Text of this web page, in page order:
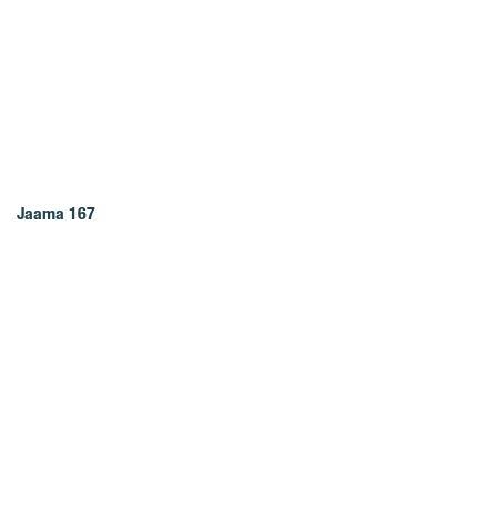
Jaama 167